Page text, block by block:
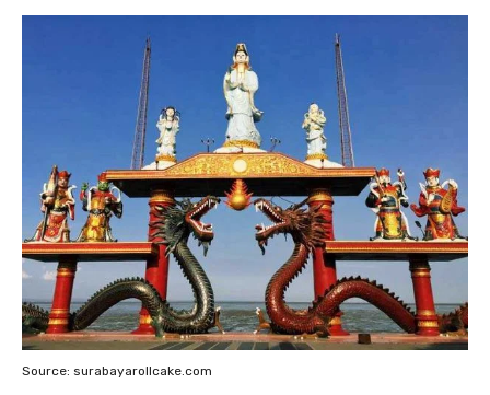
Source: surabayarollcake.com